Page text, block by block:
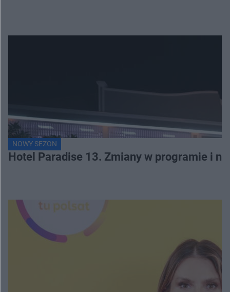
NOWY SEZON
Hotel Paradise 13. Zmiany w programie i